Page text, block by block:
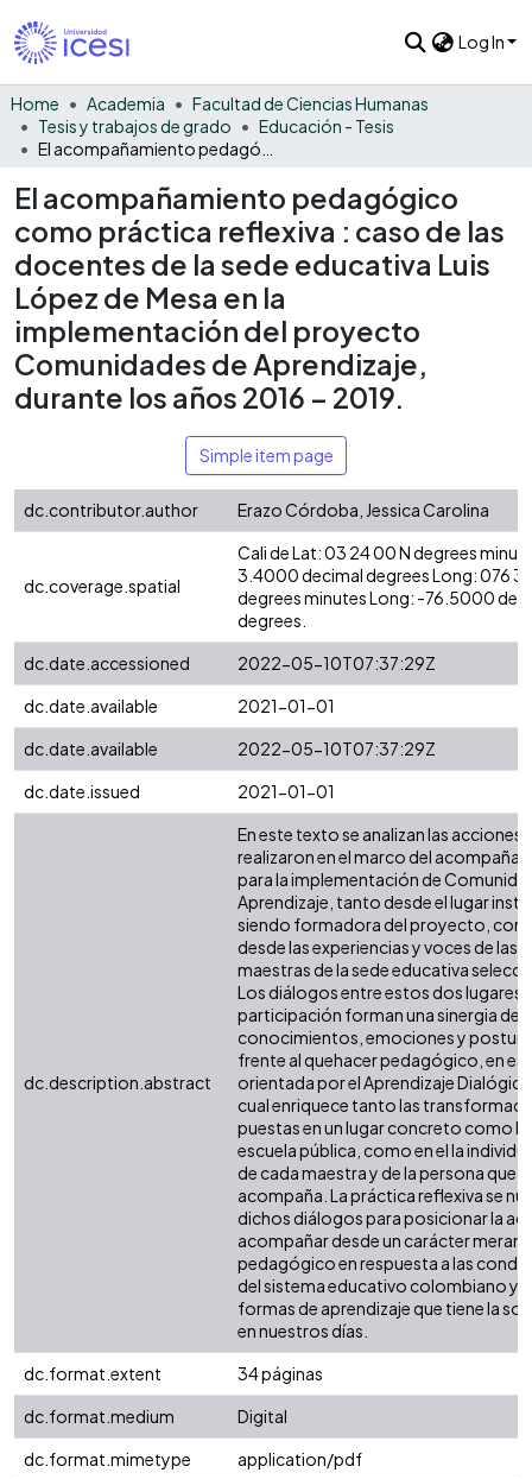
Log In
Home Academia
Facultad de Ciencias Humanas
Tesis y trabajos de grado
Educación - Tesis
El acompañamiento pedagógico
como práctica reflexiva : caso de las
docentes de la sede educativa Luis
López de Mesa en la
implementación del proyecto
Comunidades de Aprendizaje,
durante los años 2016 – 2019.
Simple item page
dc.contributor.author Erazo Córdoba, Jessica Carolina
dc.coverage.spatial
Cali de Lat: 03 24 00 N degrees
3.4000 decimal degrees Long: 076
degrees minutes Long: -76.5000
degrees.
dc.date.accessioned
2022-05-10T07:37:29Z
dc.date.available
2021-01-01
dc.date.available
2022-05-10T07:37:29Z
dc.date.issued
2021-01-01
dc.description.abstract
En este texto se analizan las acciones
realizaron en el marco del
para la implementación de
Aprendizaje, tanto desde el lugar
siendo formadora del proyecto,
desde las experiencias y voces de las
maestras de la sede educativa
Los diálogos entre estos dos lugares
participación forman una sinergia de
conocimientos, emociones y
frente al quehacer pedagógico, en
orientada por el Aprendizaje
cual enriquece tanto las
puestas en un lugar concreto como lo
escuela pública, como en el la
de cada maestra y de la persona que
acompaña. La práctica reflexiva se
dichos diálogos para posicionar la
acompañar desde un carácter
pedagógico en respuesta a las
del sistema educativo colombiano y
formas de aprendizaje que tiene la
en nuestros días.
dc.format.extent
34 páginas
dc.format.medium
Digital
dc.format.mimetype
application/pdf